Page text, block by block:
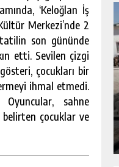
‘Keloğlan İş
Merkezi’nde 2
son gününde
etti. Sevilen çizgi
çocukları bir
ihmal etmedi.
sahne
belirten çocuklar ve
AKIŞI
KUR’AN KURSU
GEZISI.